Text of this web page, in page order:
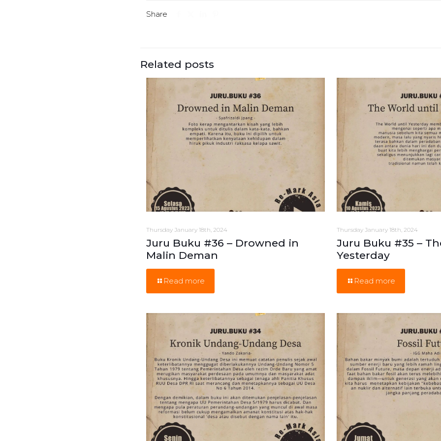
Share
Related posts
Thursday January 18th, 2024
Juru Buku #36 – Drowned in
Malin Deman
Read more
Thursday January 18th, 2024
Juru Buku #35 –
Yesterday
Read more